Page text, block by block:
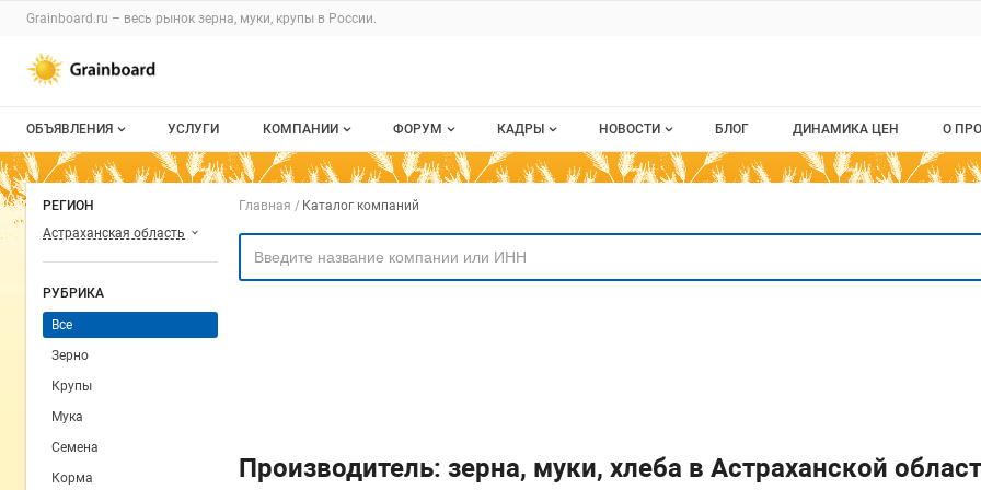
Раздел навигации по сайту grainboard.ru
Grainboard.ru – весь рынок зерна, муки, крупы в России.
Авторизация и меню пользователя
Навигация по разделам сайта grainboard.ru
ОБЪЯВЛЕНИЯ
Все объявления
Мои объявления
УСЛУГИ КОМПАНИИ
О каталоге компаний
Моя компания
ФОРУМ
Все темы
КАДРЫ
Все вакансии
НОВОСТИ
Новости рынка
БЛОГ ДИНАМИКА ЦЕН О
О
РЕГИОН
Астраханская область
РУБРИКА
Все
Зерно
Крупы
Мука
Семена
Корма
Навигация по компаниям
Главная Каталог компаний
Производитель: зерна, муки, хлеба в Астраханской